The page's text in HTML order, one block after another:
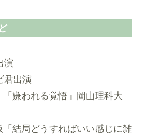
演
君出演
嫌われる覚悟」岡山理科大
結局どうすればいい感じに雑